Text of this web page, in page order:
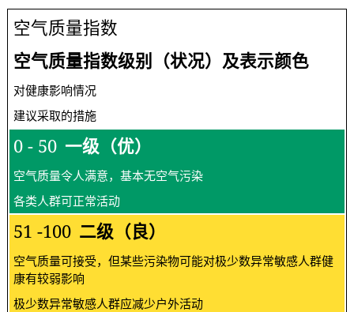
空气质量指数
空气质量指数级别（状况）及表示颜色
对健康影响情况
建议采取的措施
0 - 50 一级（优）
空气质量令人满意，基本无空气污染
各类人群可正常活动
51 -100 二级（良）
空气质量可接受，但某些污染物可能对极少数异常敏感人群健
康有较弱影响
极少数异常敏感人群应减少户外活动